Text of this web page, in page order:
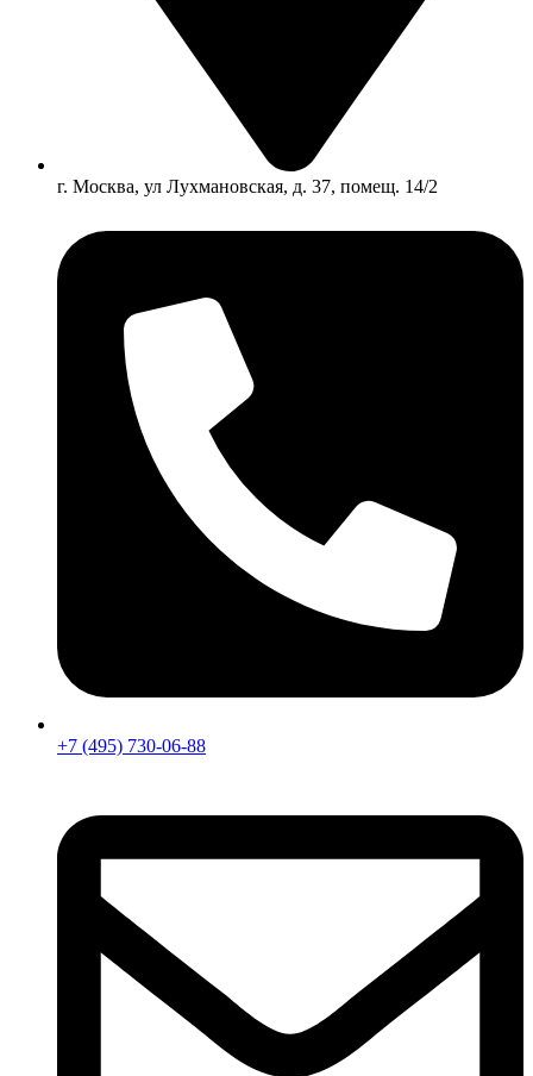
г. Москва, ул Лухмановская, д. 37, помещ. 14/2
+7 (495) 730-06-88